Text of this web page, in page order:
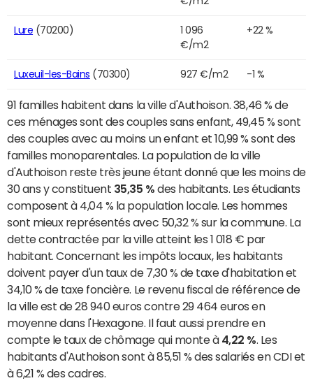
Lure (70200)
1 096
€/m2
+22 %
Luxeuil-les-Bains (70300) 927 €/m2 -1 %
91 familles habitent dans la ville d'Authoison. 38,46 % de
ces ménages sont des couples sans enfant, 49,45 % sont
des couples avec au moins un enfant et 10,99 % sont des
familles monoparentales. La population de la ville
d'Authoison reste très jeune étant donné que les moins de
30 ans y constituent 35,35 % des habitants. Les étudiants
composent à 4,04 % la population locale. Les hommes
sont mieux représentés avec 50,32 % sur la commune. La
dette contractée par la ville atteint les 1 018 € par
habitant. Concernant les impôts locaux, les habitants
doivent payer d'un taux de 7,30 % de taxe d'habitation et
34,10 % de taxe foncière. Le revenu fiscal de référence de
la ville est de 28 940 euros contre 29 464 euros en
moyenne dans l'Hexagone. Il faut aussi prendre en
compte le taux de chômage qui monte à 4,22 % . Les
habitants d'Authoison sont à 85,51 % des salariés en CDI et
à 6,21 % des cadres.